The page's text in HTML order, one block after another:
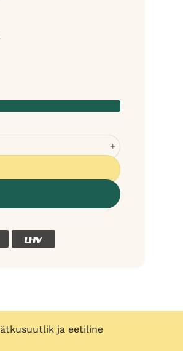
täissööt kogus
ja eetiline